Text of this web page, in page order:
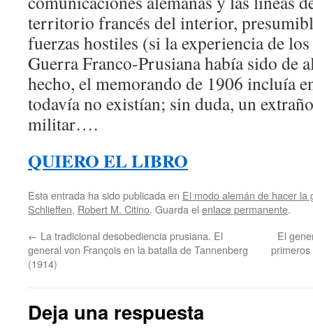
territorio francés del interior,
fuerzas hostiles (si la experiencia de
Guerra Franco-Prusiana había sido de
hecho, el memorando de 1906 incluía
todavía no existían; sin duda, un
militar….
QUIERO EL LIBRO
Esta entrada ha sido publicada en El modo alemán de hacer la
Schlieffen, Robert M. Citino. Guarda el enlace permanente.
← La tradicional desobediencia prusiana. El
general von François en la batalla de Tannenberg
(1914)
El
Deja una respuesta